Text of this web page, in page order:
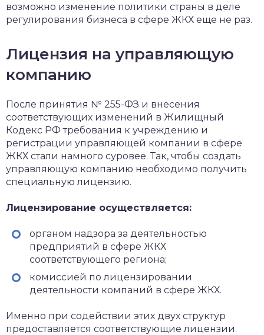
возможно изменение политики страны в деле
регулирования бизнеса в сфере ЖКХ еще не раз.
Лицензия на управляющую
компанию
После принятия № 255-ФЗ и внесения
соответствующих изменений в Жилищный
Кодекс РФ требования к учреждению и
регистрации управляющей компании в сфере
ЖКХ стали намного суровее. Так, чтобы создать
управляющую компанию необходимо получить
специальную лицензию.
Лицензирование осуществляется:
органом надзора за деятельностью
предприятий в сфере ЖКХ
соответствующего региона;
комиссией по лицензировании
деятельности компаний в сфере ЖКХ.
Именно при содействии этих двух структур
предоставляется соответствующие лицензии.